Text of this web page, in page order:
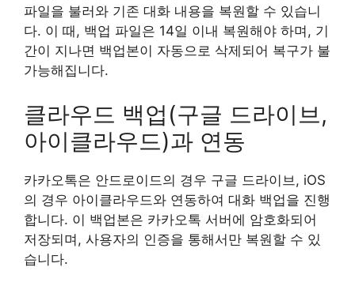
파일을 불러와 기존 대화 내용을 복원할 수 있습니
다. 이 때, 백업 파일은 14일 이내 복원해야 하며, 기
간이 지나면 백업본이 자동으로 삭제되어 복구가 불
가능해집니다.
클라우드 백업(구글 드라이브,
아이클라우드)과 연동
카카오톡은 안드로이드의 경우 구글 드라이브, iOS
의 경우 아이클라우드와 연동하여 대화 백업을 진행
합니다. 이 백업본은 카카오톡 서버에 암호화되어
저장되며, 사용자의 인증을 통해서만 복원할 수 있
습니다.